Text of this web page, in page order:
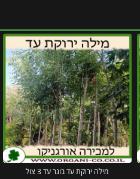
מילה ירוקת עד בוגר עד 3 צול